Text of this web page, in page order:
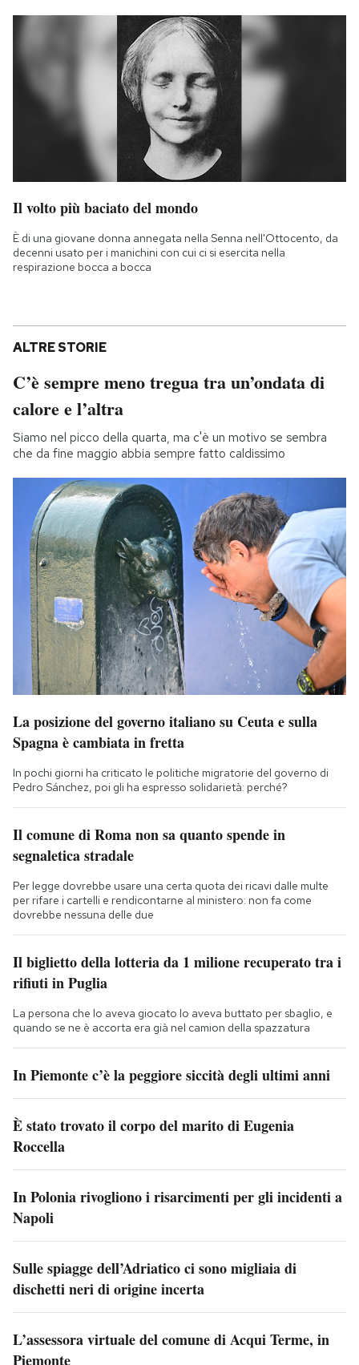
Il volto più baciato del mondo
È di una giovane donna annegata nella Senna nell'Ottocento, da
decenni usato per i manichini con cui ci si esercita nella
respirazione bocca a bocca
ALTRE STORIE
C’è sempre meno tregua tra un’ondata di
calore e l’altra
Siamo nel picco della quarta, ma c'è un motivo se sembra
che da fine maggio abbia sempre fatto caldissimo
La posizione del governo italiano su Ceuta e sulla
Spagna è cambiata in fretta
In pochi giorni ha criticato le politiche migratorie del governo di
Pedro Sánchez, poi gli ha espresso solidarietà: perché?
Il comune di Roma non sa quanto spende in
segnaletica stradale
Per legge dovrebbe usare una certa quota dei ricavi dalle multe
per rifare i cartelli e rendicontarne al ministero: non fa come
dovrebbe nessuna delle due
Il biglietto della lotteria da 1 milione recuperato tra i
rifiuti in Puglia
La persona che lo aveva giocato lo aveva buttato per sbaglio, e
quando se ne è accorta era già nel camion della spazzatura
In Piemonte c’è la peggiore siccità degli ultimi anni
È stato trovato il corpo del marito di Eugenia
Roccella
In Polonia rivogliono i risarcimenti per gli incidenti a
Napoli
Sulle spiagge dell’Adriatico ci sono migliaia di
dischetti neri di origine incerta
L’assessora virtuale del comune di Acqui Terme, in
Piemonte